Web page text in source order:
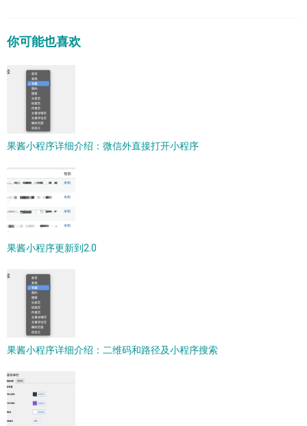
你可能也喜欢
果酱小程序详细介绍：微信外直接打开小程序
果酱小程序更新到2.0
果酱小程序详细介绍：二维码和路径及小程序搜索